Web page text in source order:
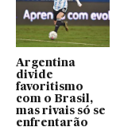
Argentina
divide
favoritismo
com o Brasil,
mas rivais só se
enfrentarão